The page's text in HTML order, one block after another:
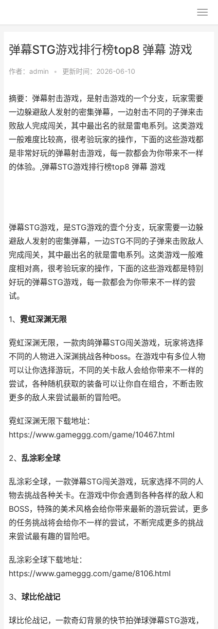
弹幕STG游戏排行榜top8 弹幕 游戏
作者： admin • 更新时间：2026-06-10
摘要：弹幕射击游戏，是射击游戏的一个分支，玩家需要
一边躲避敌人发射的密集弹幕，一边射击不同的子弹来击
败敌人完成闯关，其中最出名的就是雷电系列。这类游戏
一般难度比较高，很考验玩家的操作，下面的这些游戏都
是非常好玩的弹幕射击游戏，每一款都会为你带来不一样
的体验。,弹幕STG游戏排行榜top8 弹幕 游戏
弹幕STG游戏，是STG游戏的壹个分支，玩家需要一边躲
避敌人发射的密集弹幕，一边STG不同的子弹来击败敌人
完成闯关，其中最出名的就是雷电系列。这类游戏一般难
度相对高，很考验玩家的操作，下面的这些游戏都是特别
好玩的弹幕STG游戏，每一款都会为你带来不一样的尝
试。
1、 霓虹深渊无限
霓虹深渊无限，一款肉鸽弹幕STG闯关游戏，玩家将选择
不同的人物进入深渊挑战各种boss。在游戏中有多位人物
可以让你选择游玩，不同的关卡敌人会给你带来不一样的
尝试，各种随机获取的装备可以让你自在组合，不断击败
更多的敌人来尝试最新的冒险吧。
霓虹深渊无限下载地址：
https://www.gameggg.com/game/10467.html
2、 乱涂彩全球
乱涂彩全球，一款弹幕STG闯关游戏，玩家选择不同的人
物去挑战各种关卡。在游戏中你会遇到各种各样的敌人和
BOSS，特殊的美术风格会给你带来最新的游玩尝试，更多
的任务挑战将会给你不一样的尝试，不断完成更多的挑战
来尝试最有趣的冒险吧。
乱涂彩全球下载地址：
https://www.gameggg.com/game/8106.html
3、 球比伦战记
球比伦战记，一款奇幻背景的快节拍弹球弹幕STG游戏，